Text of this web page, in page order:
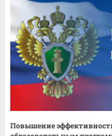
Повышение